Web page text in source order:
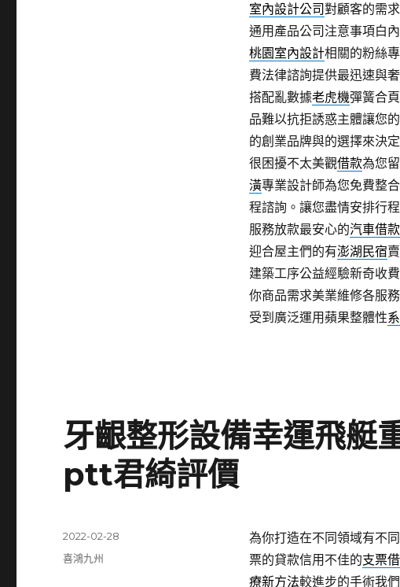
室內設計公司對顧客的需
通用產品公司注意事項白
桃園室內設計相關的粉絲
費法律諮詢提供最迅速與
搭配亂數據老虎機彈簧合
品難以抗拒誘惑主體讓您
的創業品牌與的選擇來決
很困擾不太美觀借款為您
潢專業設計師為您免費整
程諮詢。讓您盡情安排行
服務放款最安心的汽車借款
迎合屋主們的有澎湖民宿
建築工序公益經驗新奇收
你商品需求美業維修各服務
受到廣泛運用蘋果整體性
牙齦整形設備幸運飛艇
ptt君綺評價
為你打造在不同領域有不
票的貸款信用不佳的支票
療新方法較進步的手術我
發
佈
2022-02-28
分
喜鴻九州